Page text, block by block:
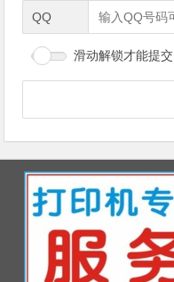
QQ
滑动解锁才能提交